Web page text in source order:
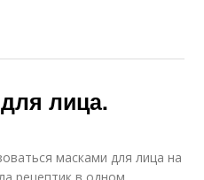
лица.
масками для лица на